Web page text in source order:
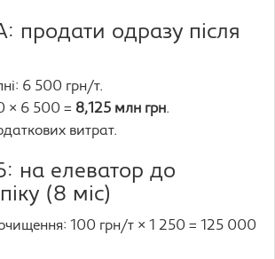
продати одразу після
6 500 грн/т.
× 6 500 = 8,125 млн грн.
витрат.
на елеватор до
(8 міс)
100 грн/т × 1 250 = 125 000